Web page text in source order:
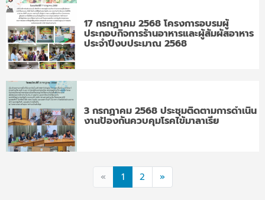
17 กรกฏาคม 2568 โครงการอบรมผู้
ประกอบกิจการร้านอาหารและผู้สัมผัสอาหาร
ประจำปีงบประมาณ 2568
3 กรกฏาคม 2568 ประชุมติดตามการดำเนิน
งานป้องกันควบคุมโรคไข้มาลาเรีย
« 1 2 »